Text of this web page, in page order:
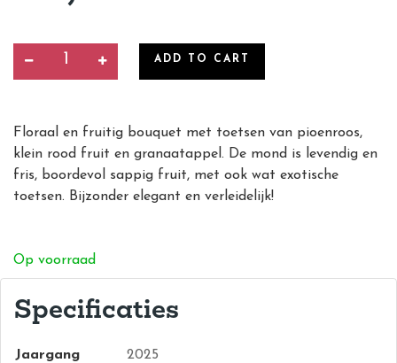
ADD TO CART
Floraal en fruitig bouquet met toetsen van pioenroos,
klein rood fruit en granaatappel. De mond is levendig en
fris, boordevol sappig fruit, met ook wat exotische
toetsen. Bijzonder elegant en verleidelijk!
Op voorraad
Specificaties
Jaargang 2025